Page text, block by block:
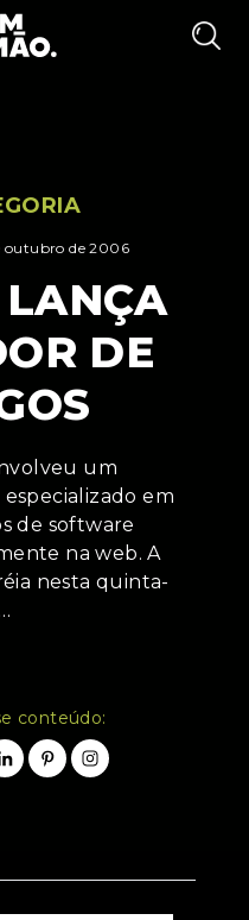
outubro de 2006
LANÇA
DE
um
em
de software
na web. A
nesta quinta-
conteúdo: